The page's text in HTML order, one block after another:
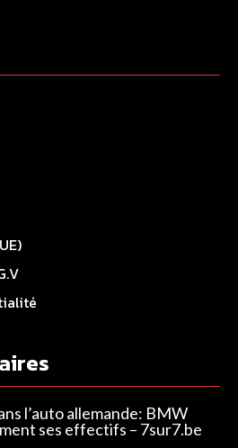
l’auto allemande: BMW
ses effectifs – 7sur7.be